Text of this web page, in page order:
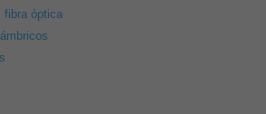
fibra óptica